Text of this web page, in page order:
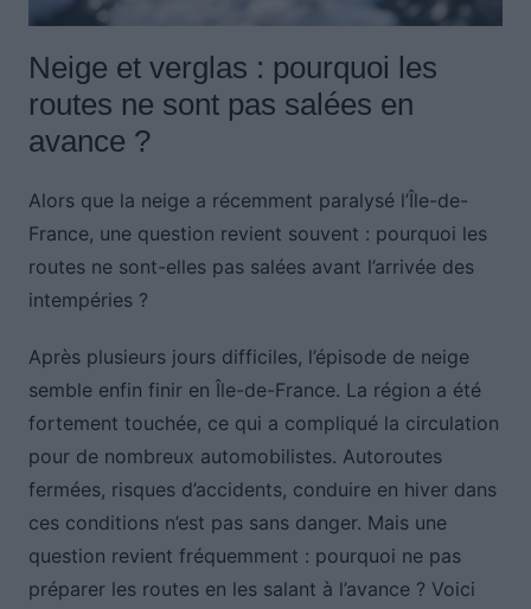
Neige et verglas : pourquoi les
routes ne sont pas salées en
avance ?
Alors que la neige a récemment paralysé l’Île-de-
France, une question revient souvent : pourquoi les
routes ne sont-elles pas salées avant l’arrivée des
intempéries ?
Après plusieurs jours difficiles, l’épisode de neige
semble enfin finir en Île-de-France. La région a été
fortement touchée, ce qui a compliqué la circulation
pour de nombreux automobilistes. Autoroutes
fermées, risques d’accidents, conduire en hiver dans
ces conditions n’est pas sans danger. Mais une
question revient fréquemment : pourquoi ne pas
préparer les routes en les salant à l’avance ? Voici